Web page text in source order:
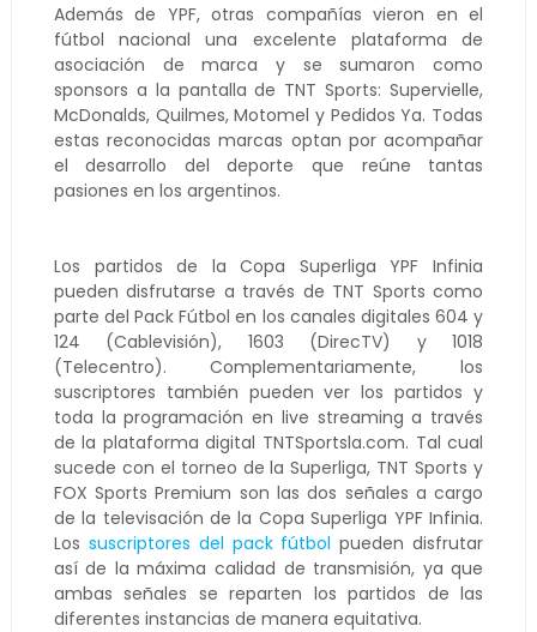
Además de YPF, otras compañías vieron en el
fútbol nacional una excelente plataforma de
asociación de marca y se sumaron como
sponsors a la pantalla de TNT Sports: Supervielle,
McDonalds, Quilmes, Motomel y Pedidos Ya. Todas
estas reconocidas marcas optan por acompañar
el desarrollo del deporte que reúne tantas
pasiones en los argentinos.
Los partidos de la Copa Superliga YPF Infinia
pueden disfrutarse a través de TNT Sports como
parte del Pack Fútbol en los canales digitales 604 y
124 (Cablevisión), 1603 (DirecTV) y 1018
(Telecentro). Complementariamente, los
suscriptores también pueden ver los partidos y
toda la programación en live streaming a través
de la plataforma digital TNTSportsla.com. Tal cual
sucede con el torneo de la Superliga, TNT Sports y
FOX Sports Premium son las dos señales a cargo
de la televisación de la Copa Superliga YPF Infinia.
Los suscriptores del pack fútbol pueden disfrutar
así de la máxima calidad de transmisión, ya que
ambas señales se reparten los partidos de las
diferentes instancias de manera equitativa.